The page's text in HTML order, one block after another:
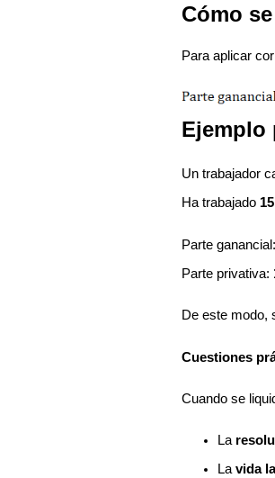
Cómo
Para aplicar
Ejemplo
Un trabajador
Ha trabajado
Parte
Parte privativa:
De este modo,
Cuestiones
Cuando se
La
Lavida